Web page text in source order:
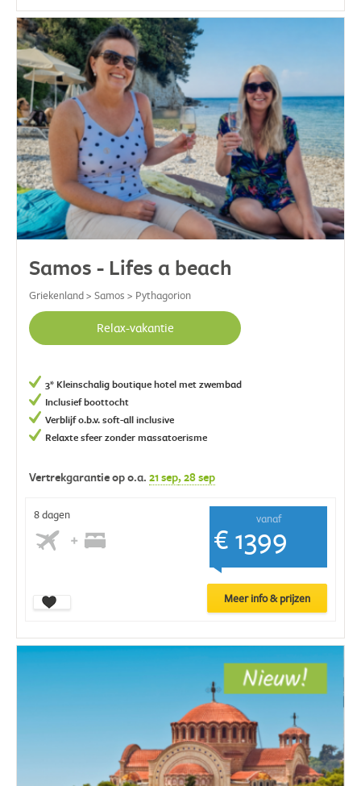
Samos - Lifes a beach
Griekenland > Samos > Pythagorion
Relax-vakantie
3* Kleinschalig boutique hotel met zwembad
Inclusief boottocht
Verblijf o.b.v. soft-all inclusive
Relaxte sfeer zonder massatoerisme
Vertrekgarantie op o.a. 21 sep, 28 sep
vanaf
€ 1399
8 dagen
Meer info & prijzen